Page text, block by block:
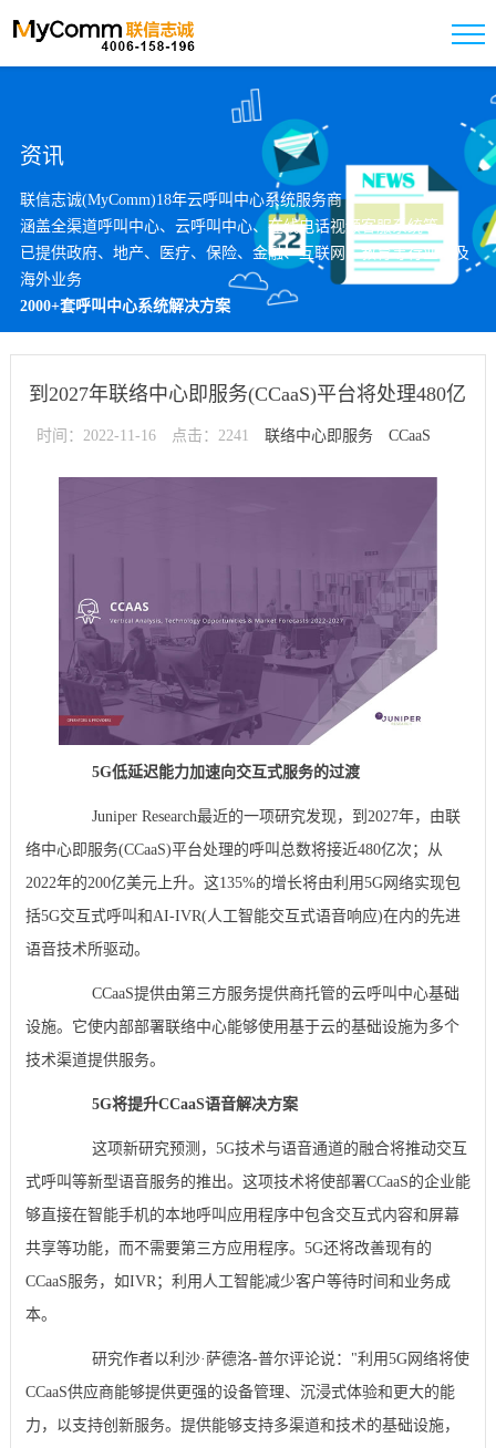
资讯
联信志诚(MyComm)18年云呼叫中心系统服务商
涵盖全渠道呼叫中心、云呼叫中心、在线电话视频客服系统等
已提供政府、地产、医疗、保险、金融、互联网、教育等行业以及
海外业务
2000+套呼叫中心系统解决方案
到2027年联络中心即服务(CCaaS)平台将处理480亿
个语音呼叫
时间：2022-11-16 点击：2241 联络中心即服务 CCaaS
5G低延迟能力加速向交互式服务的过渡
Juniper Research最近的一项研究发现，到2027年，由联
络中心即服务(CCaaS)平台处理的呼叫总数将接近480亿次；从
2022年的200亿美元上升。这135%的增长将由利用5G网络实现包
括5G交互式呼叫和AI-IVR(人工智能交互式语音响应)在内的先进
语音技术所驱动。
CCaaS提供由第三方服务提供商托管的云呼叫中心基础
设施。它使内部部署联络中心能够使用基于云的基础设施为多个
技术渠道提供服务。
5G将提升CCaaS语音解决方案
这项新研究预测，5G技术与语音通道的融合将推动交互
式呼叫等新型语音服务的推出。这项技术将使部署CCaaS的企业能
够直接在智能手机的本地呼叫应用程序中包含交互式内容和屏幕
共享等功能，而不需要第三方应用程序。5G还将改善现有的
CCaaS服务，如IVR；利用人工智能减少客户等待时间和业务成
本。
研究作者以利沙·萨德洛-普尔评论说："利用5G网络将使
CCaaS供应商能够提供更强的设备管理、沉浸式体验和更大的能
力，以支持创新服务。提供能够支持多渠道和技术的基础设施，